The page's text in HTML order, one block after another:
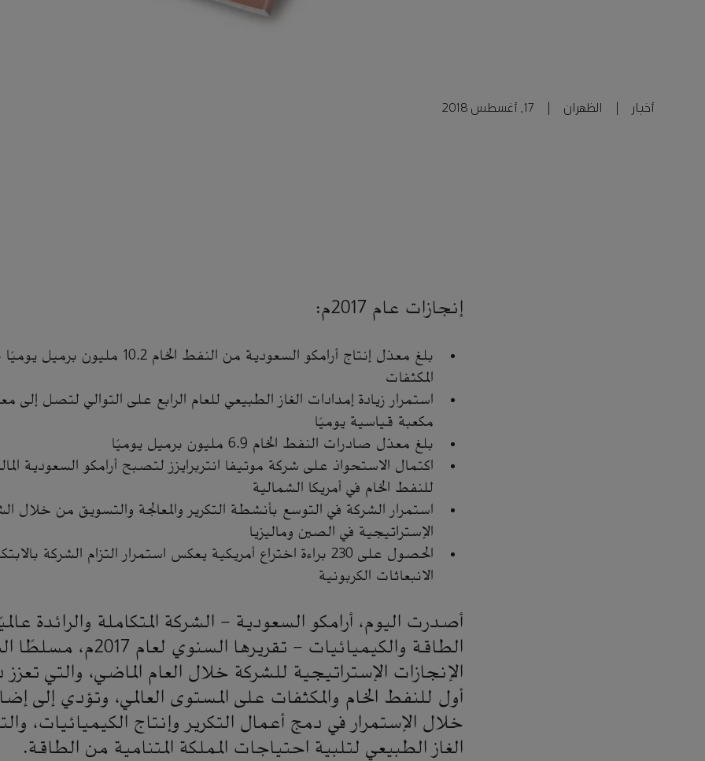
أخبار الظهران 17, أغسطس 2018
إنجازات عام 2017م:
بلغ معدّل إنتاج أرامكو السعودية من النفط الخام
المكثفات
مكعبة قياسية يوميًا
بلغ معدّل صادرات النفط الخام 6.9 مليون برميل يوميًا
اكتمال الاستحواذ على شركة موتيفا انتربرايزز لتصبح أرامكو السعودية
للنفط الخام في أمريكا الشمالية
استمرار الشركة في التوسع بأنشطة التكرير والمعالجة والتسويق من خلال
الإستراتيجية في الصين وماليزيا
الحصول على 230 براءة اختراع أمريكية يعكس استمرار التزام الشركة
الانبعاثات الكربونية
أصدرت اليوم، أرامكو السعودية - الشركة المتكاملة والرائدة
الطاقة والكيميائيات - تقريرها
الإنجازات الإستراتيجية للشركة خلال العام الماضي، والتي
أول للنفط الخام والمكثفات على المستوى العالمي، وتؤدي إلى
خلال الإستمرار في دمج أعمال التكرير وإنتاج الكيميائيات،
الغاز الطبيعي لتلبية احتياجات المملكة المتنامية من الطاقة.